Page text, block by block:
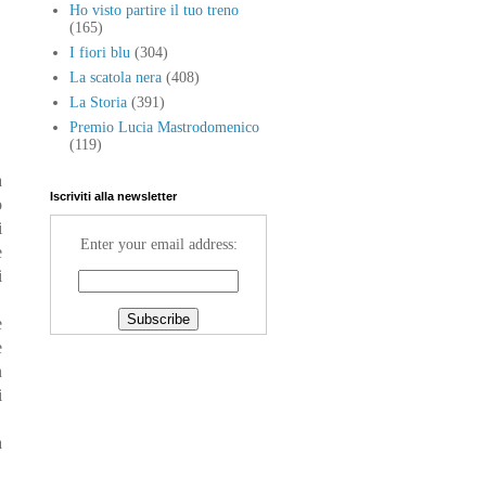
Ho visto partire il tuo treno
(165)
I fiori blu (304)
La scatola nera (408)
La Storia (391)
Premio Lucia Mastrodomenico
(119)
Iscriviti alla newsletter
Enter your email address: